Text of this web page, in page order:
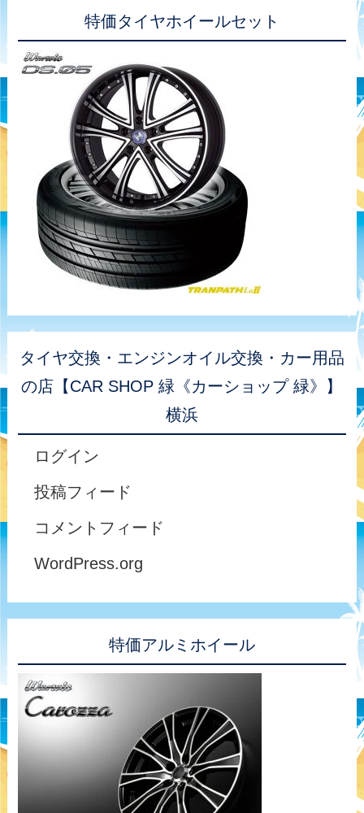
特価タイヤホイールセット
タイヤ交換・エンジンオイル交換・カー用品
の店【CAR SHOP 緑《カーショップ 緑》】
横浜
ログイン
投稿フィード
コメントフィード
WordPress.org
特価アルミホイール